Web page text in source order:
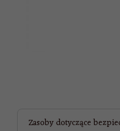
Zasoby dotyczące